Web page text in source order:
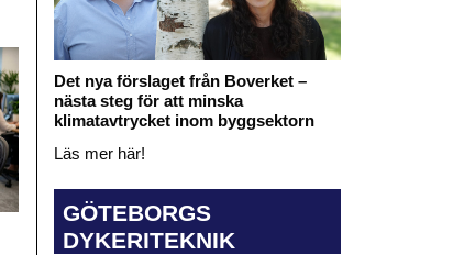
Det nya förslaget från Boverket –
nästa steg för att minska
klimatavtrycket inom byggsektorn
Läs mer här!
GÖTEBORGS
DYKERITEKNIK